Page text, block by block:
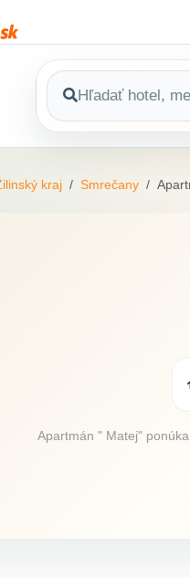
kraj Smrečany
Apartmán " Matej"